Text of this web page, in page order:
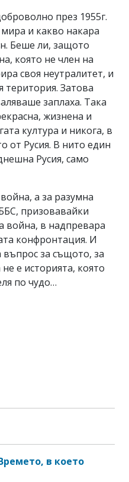
през 1955г.
и какво накара
Беше ли, защото
която не член на
своя неутралитет, и
територия. Затова
заплаха. Така
жизнена и
култура и никога, в
от Русия. В нито един
Русия, само
а за разумна
призовавайки
война, в надпревара
конфронтация. И
въпрос за същото, за
е историята, която
по чудо…
в което